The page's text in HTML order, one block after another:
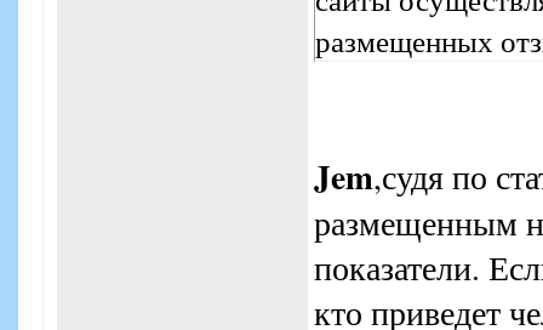
размещенных
Jem,судя по
размещенным
показатели.
кто приведет